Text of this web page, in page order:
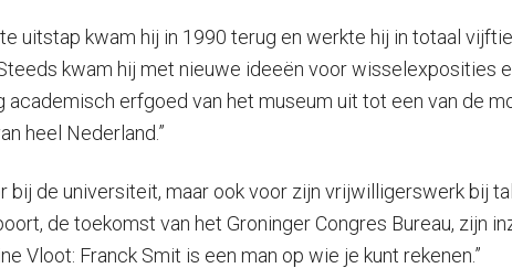
uitstap kwam hij in 1990 terug en werkte hij in totaal
kwam hij met nieuwe ideeën voor wisselexposities
academisch erfgoed van het museum uit tot een van de
heel Nederland.”
de universiteit, maar ook voor zijn vrijwilligerswerk bij
de toekomst van het Groninger Congres Bureau, zijn
Vloot: Franck Smit is een man op wie je kunt rekenen.”